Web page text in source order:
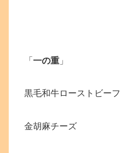
「一の重 」
黒毛和牛ローストビーフ
金胡麻チーズ